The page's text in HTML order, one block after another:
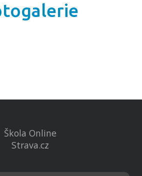
Škola Online
Strava.cz